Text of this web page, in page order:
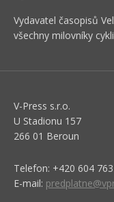
Vydavatel časopisů
všechny milovníky
V-Press s.r.o.
U Stadionu 157
266 01 Beroun
Telefon: +420 604
E-mail: